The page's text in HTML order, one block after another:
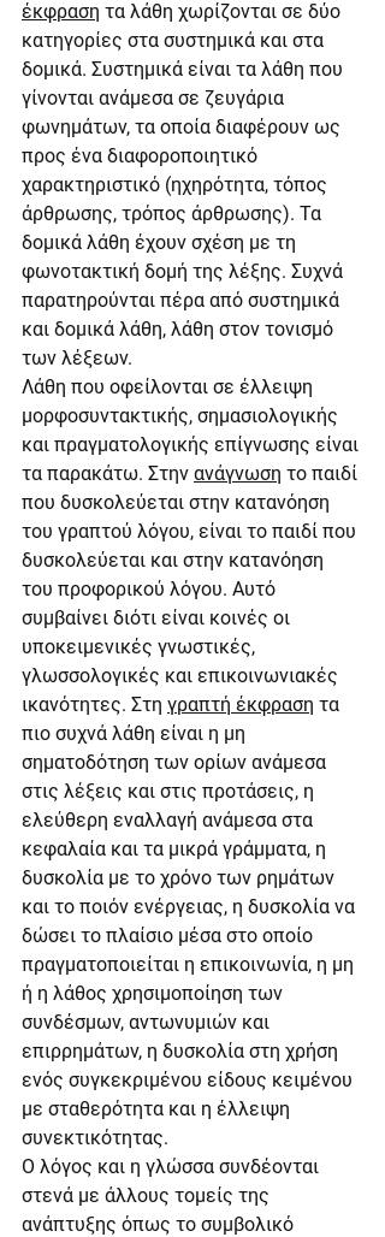
έκφραση τα λάθη χωρίζονται σε δύο
κατηγορίες στα συστημικά και στα
δομικά. Συστημικά είναι τα λάθη που
γίνονται ανάμεσα σε ζευγάρια
φωνημάτων, τα οποία διαφέρουν ως
προς ένα διαφοροποιητικό
χαρακτηριστικό (ηχηρότητα, τόπος
άρθρωσης, τρόπος άρθρωσης). Τα
δομικά λάθη έχουν σχέση με τη
φωνοτακτική δομή της λέξης. Συχνά
παρατηρούνται πέρα από συστημικά
και δομικά λάθη, λάθη στον τονισμό
των λέξεων.
Λάθη που οφείλονται σε έλλειψη
μορφοσυντακτικής, σημασιολογικής
και πραγματολογικής επίγνωσης είναι
τα παρακάτω. Στην ανάγνωση το παιδί
που δυσκολεύεται στην κατανόηση
του γραπτού λόγου, είναι το παιδί που
δυσκολεύεται και στην κατανόηση
του προφορικού λόγου. Αυτό
συμβαίνει διότι είναι κοινές οι
υποκειμενικές γνωστικές,
γλωσσολογικές και επικοινωνιακές
ικανότητες. Στη γραπτή έκφραση τα
πιο συχνά λάθη είναι η μη
σηματοδότηση των ορίων ανάμεσα
στις λέξεις και στις προτάσεις, η
ελεύθερη εναλλαγή ανάμεσα στα
κεφαλαία και τα μικρά γράμματα, η
δυσκολία με το χρόνο των ρημάτων
και το ποιόν ενέργειας, η δυσκολία να
δώσει το πλαίσιο μέσα στο οποίο
πραγματοποιείται η επικοινωνία, η μη
ή η λάθος χρησιμοποίηση των
συνδέσμων, αντωνυμιών και
επιρρημάτων, η δυσκολία στη χρήση
ενός συγκεκριμένου είδους κειμένου
με σταθερότητα και η έλλειψη
συνεκτικότητας.
Ο λόγος και η γλώσσα συνδέονται
στενά με άλλους τομείς της
ανάπτυξης όπως το συμβολικό